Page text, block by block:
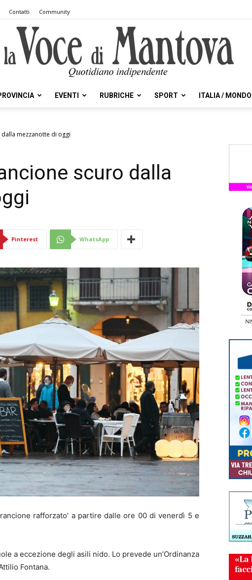
Contatti Community
Voce
Mantova
EVENTI RUBRICHE SPORT ITALIA / MONDO
mezzanotte di oggi
scuro dalla
Pinterest WhatsApp
rafforzato’ a partire dalle ore 00 di venerdì 5 e
a eccezione degli asili nido. Lo prevede un’Ordinanza
Fontana.